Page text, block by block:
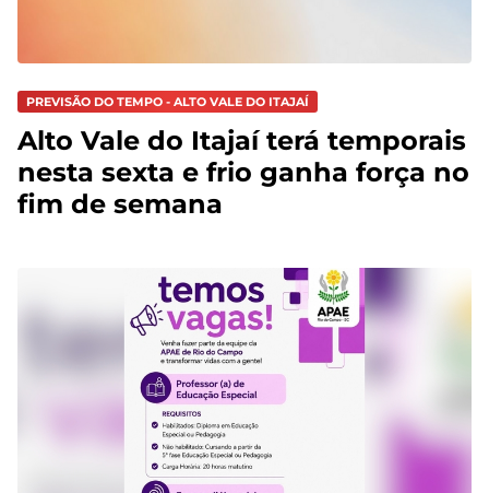
PREVISÃO DO TEMPO - ALTO VALE DO ITAJAÍ
Alto Vale do Itajaí terá temporais
nesta sexta e frio ganha força no
fim de semana